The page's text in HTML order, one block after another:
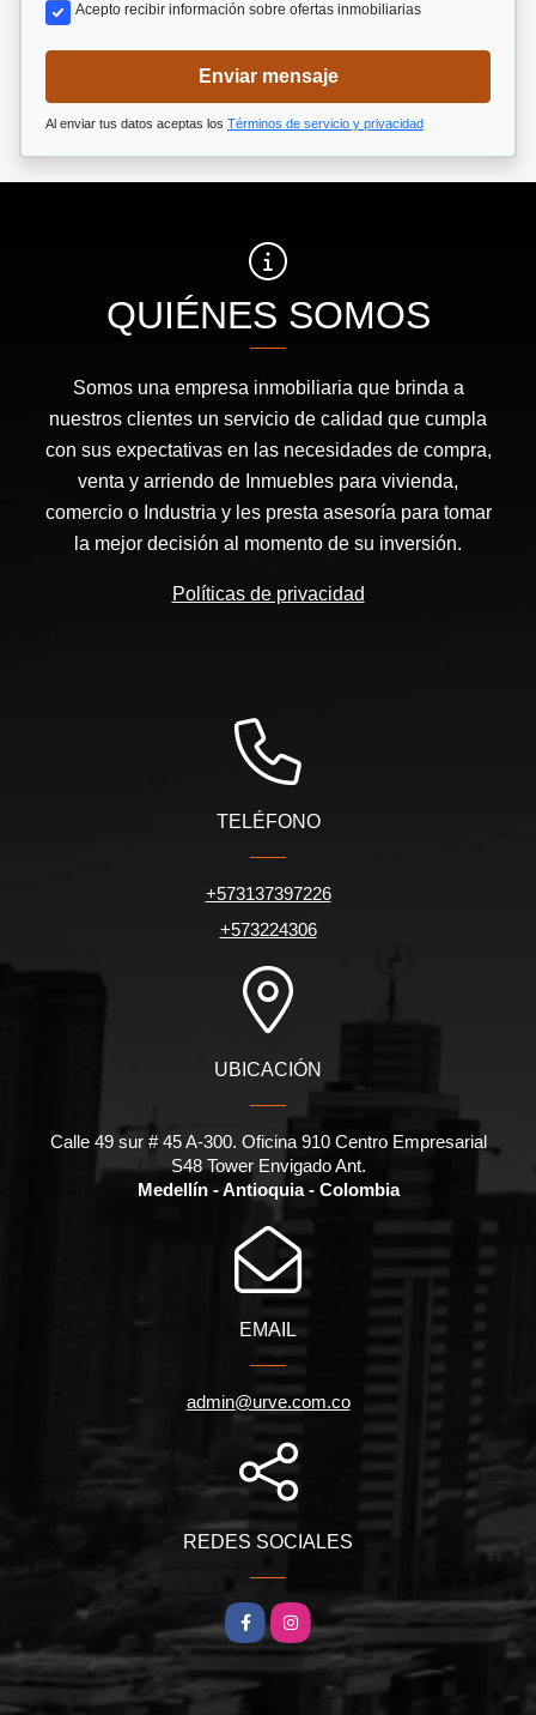
Acepto recibir información sobre ofertas inmobiliarias
Enviar mensaje
Al enviar tus datos aceptas los Términos de servicio y privacidad
QUIÉNES SOMOS
Somos una empresa inmobiliaria que brinda a
nuestros clientes un servicio de calidad que cumpla
con sus expectativas en las necesidades de compra,
venta y arriendo de Inmuebles para vivienda,
comercio o Industria y les presta asesoría para tomar
la mejor decisión al momento de su inversión.
Políticas de privacidad
TELÉFONO
+573137397226
+573224306
UBICACIÓN
Calle 49 sur # 45 A-300. Oficina 910 Centro Empresarial
S48 Tower Envigado Ant.
Medellín - Antioquia - Colombia
EMAIL
admin@urve.com.co
REDES SOCIALES
FacebookInstagram